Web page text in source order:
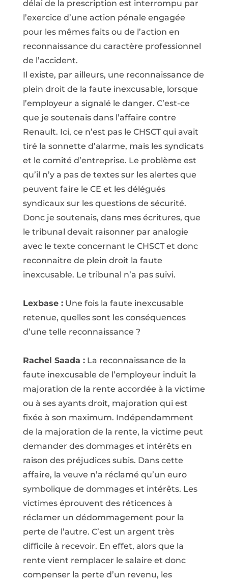
délai de la prescription est interrompu par
l’exercice d’une action pénale engagée
pour les mêmes faits ou de l’action en
reconnaissance du caractère professionnel
de l’accident.
Il existe, par ailleurs, une reconnaissance de
plein droit de la faute inexcusable, lorsque
l’employeur a signalé le danger. C’est-ce
que je soutenais dans l’affaire contre
Renault. Ici, ce n’est pas le CHSCT qui avait
tiré la sonnette d’alarme, mais les syndicats
et le comité d’entreprise. Le problème est
qu’il n’y a pas de textes sur les alertes que
peuvent faire le CE et les délégués
syndicaux sur les questions de sécurité.
Donc je soutenais, dans mes écritures, que
le tribunal devait raisonner par analogie
avec le texte concernant le CHSCT et donc
reconnaitre de plein droit la faute
inexcusable. Le tribunal n’a pas suivi.
Lexbase :Une fois la faute inexcusable
retenue, quelles sont les conséquences
d’une telle reconnaissance ?
Rachel Saada :La reconnaissance de la
faute inexcusable de l’employeur induit la
majoration de la rente accordée à la victime
ou à ses ayants droit, majoration qui est
fixée à son maximum. Indépendamment
de la majoration de la rente, la victime peut
demander des dommages et intérêts en
raison des préjudices subis. Dans cette
affaire, la veuve n’a réclamé qu’un euro
symbolique de dommages et intérêts. Les
victimes éprouvent des réticences à
réclamer un dédommagement pour la
perte de l’autre. C’est un argent très
difficile à recevoir. En effet, alors que la
rente vient remplacer le salaire et donc
compenser la perte d’un revenu, les